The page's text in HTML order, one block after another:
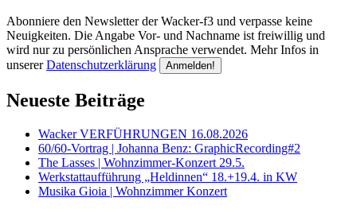
Abonniere den Newsletter der Wacker-f3 und verpasse keine
Neuigkeiten. Die Angabe Vor- und Nachname ist freiwillig und
wird nur zu persönlichen Ansprache verwendet. Mehr Infos in
unsererDatenschutzerklärung
Neueste Beiträge
Wacker VERFÜHRUNGEN 16.08.2026
60/60-Vortrag | Johanna Benz: GraphicRecording#2
The Lasses | Wohnzimmer-Konzert 29.5.
Werkstattaufführung „Heldinnen“ 18.+19.4. in KW
Musika Gioia | Wohnzimmer Konzert